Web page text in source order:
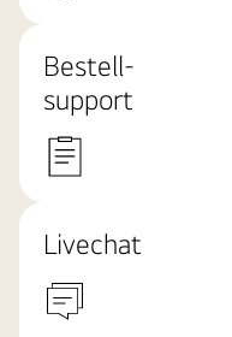
Bestell-
support
Livechat